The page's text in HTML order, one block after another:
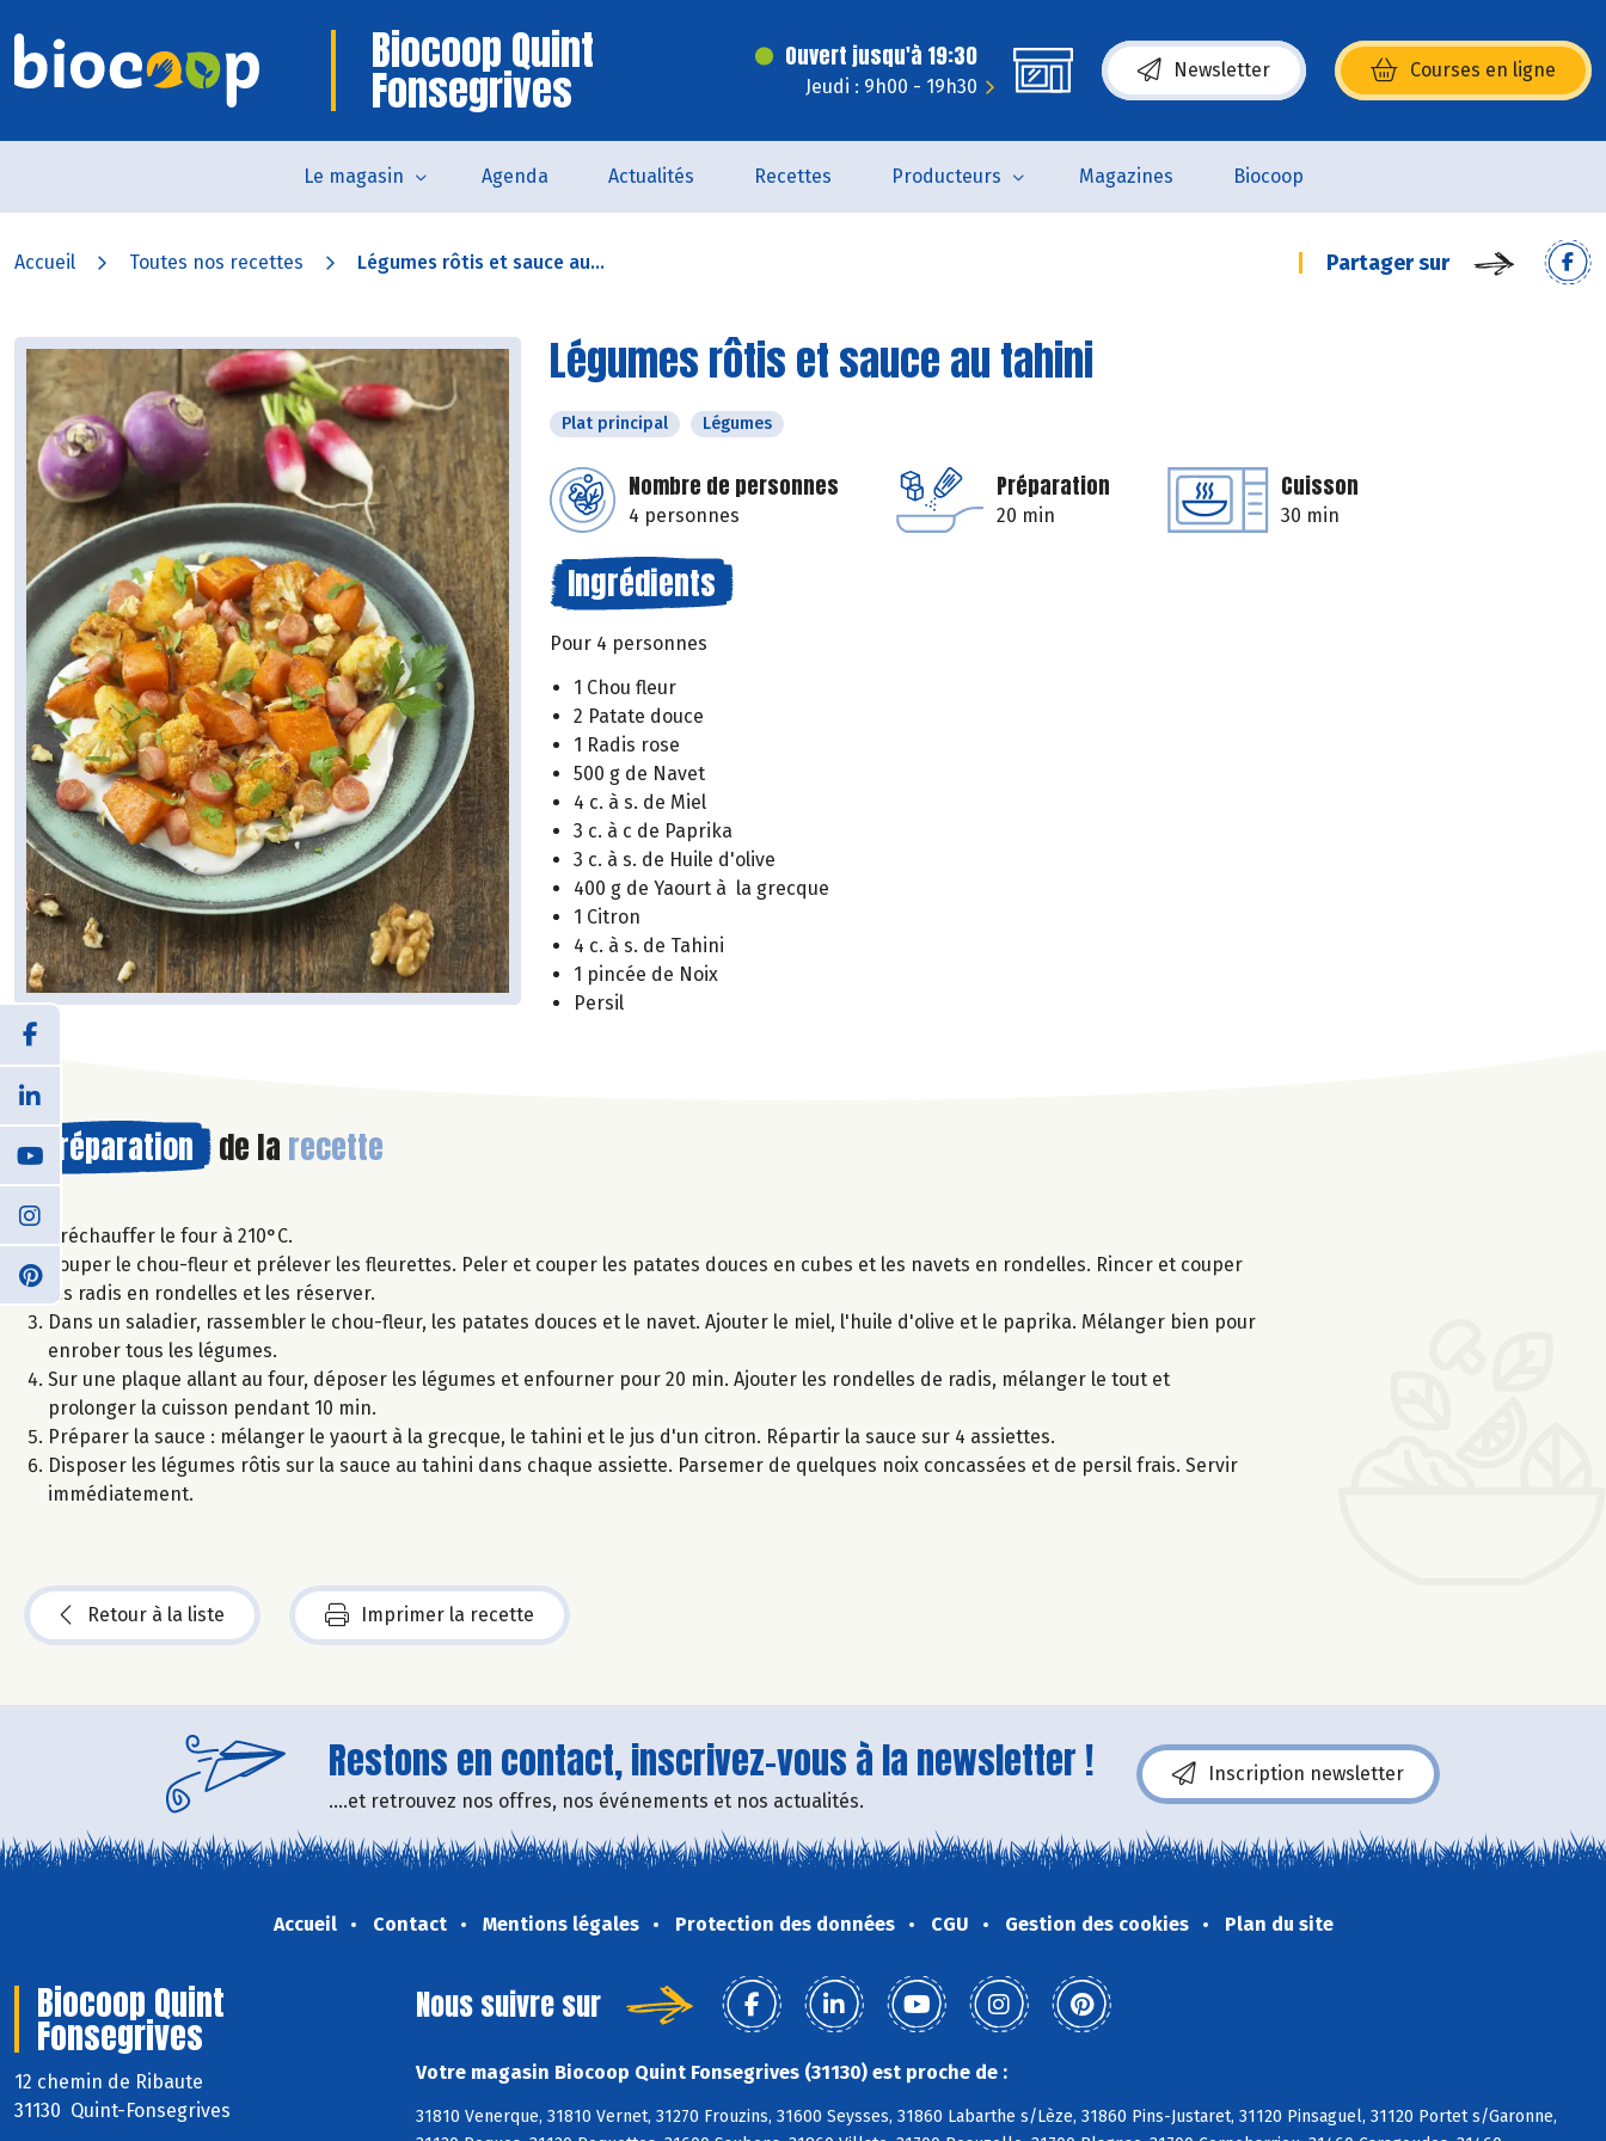
Biocoop Quint
Fonsegrives
Ouvert jusqu'à 19:30
Jeudi : 9h00 - 19h30
Newsletter Courses en ligne
(s’ouvre dans une nouvelle fenêtre)
Le magasin Agenda Actualités Recettes Producteurs Magazines Biocoop
Accueil Toutes nos recettes Légumes rôtis et sauce au... Partager sur
Légumes rôtis et sauce au tahini
Plat principal Légumes
Nombre de personnes
4 personnes
Préparation
20 min
Cuisson
30 min
Ingrédients
Pour 4 personnes
1 Chou fleur
2 Patate douce
1 Radis rose
500 g de Navet
4 c. à s. de Miel
3 c. à c de Paprika
3 c. à s. de Huile d'olive
400 g de Yaourt à la grecque
1 Citron
4 c. à s. de Tahini
1 pincée de Noix
Persil
Préparation de la recette
Préchauffer le four à 210°C.
Couper le chou-fleur et prélever les fleurettes. Peler et couper les patates douces en cubes et les navets en rondelles. Rincer et couper
les radis en rondelles et les réserver.
Dans un saladier, rassembler le chou-fleur, les patates douces et le navet. Ajouter le miel, l'huile d'olive et le paprika. Mélanger bien pour
enrober tous les légumes.
Sur une plaque allant au four, déposer les légumes et enfourner pour 20 min. Ajouter les rondelles de radis, mélanger le tout et
prolonger la cuisson pendant 10 min.
Préparer la sauce : mélanger le yaourt à la grecque, le tahini et le jus d'un citron. Répartir la sauce sur 4 assiettes.
Disposer les légumes rôtis sur la sauce au tahini dans chaque assiette. Parsemer de quelques noix concassées et de persil frais. Servir
immédiatement.
Retour à la liste Imprimer la recette
Restons en contact, inscrivez-vous à la newsletter !
....et retrouvez nos offres, nos événements et nos actualités.
Inscription newsletter
Accueil Contact Mentions légales Protection des données CGU Gestion des cookies Plan du site
Biocoop Quint
Fonsegrives
12 chemin de Ribaute
31130 Quint-Fonsegrives
Nous suivre sur
Votre magasin Biocoop Quint Fonsegrives (31130) est proche de :
31810 Venerque, 31810 Vernet, 31270 Frouzins, 31600 Seysses, 31860 Labarthe s/Lèze, 31860 Pins-Justaret, 31120 Pinsaguel, 31120 Portet s/Garonne,